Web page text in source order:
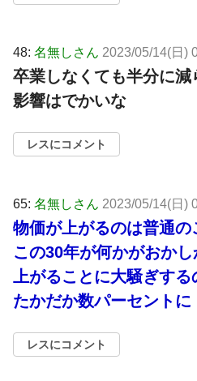
48: 名無しさん 2023/05/14(日)
卒業しなくても半分に減
影響はでかいな
レスにコメント
65: 名無しさん 2023/05/14(日)
物価が上がるのは普通の
この30年が何かがおか
上がることに大騒ぎする
たかだか数パーセントに
レスにコメント